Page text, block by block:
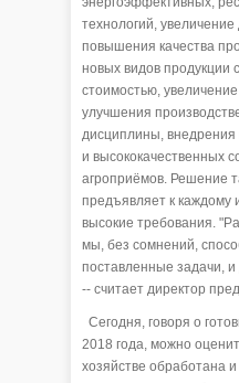
технологий,
повышения качества
новых видов продукции
стоимостью,
улучшения
дисциплины, внедрения
и высококачественных
агроприёмов. Решение
предъявляет к каждому
высокие требования.
мы, без сомнений,
поставленные задачи,
-- считает директор
Сегодня, говоря о
2018 года, можно
хозяйстве обработана